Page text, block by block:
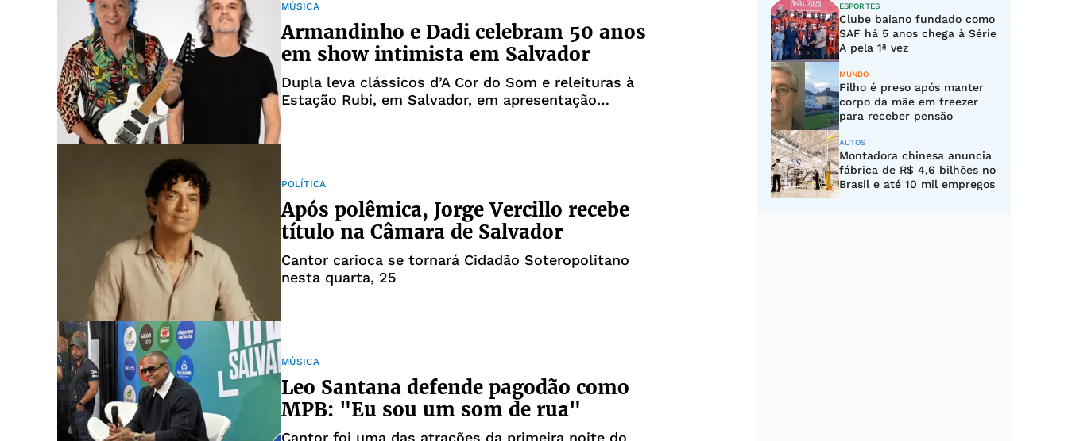
MÚSICA
Armandinho e Dadi celebram 50 anos
em show intimista em Salvador
Dupla leva clássicos d’A Cor do Som e releituras à
Estação Rubi, em Salvador, em apresentação
POLÍTICA
Após polêmica, Jorge Vercillo recebe
título na Câmara de Salvador
Cantor carioca se tornará Cidadão Soteropolitano
nesta quarta, 25
MÚSICA
Leo Santana defende pagodão como
MPB: "Eu sou um som de rua"
Cantor foi uma das atrações da primeira noite do
ESPORTES
Clube baiano fundado como
SAF há 5 anos chega à Série
A pela 1ª vez
MUNDO
Filho é preso após manter
corpo da mãe em freezer
para receber pensão
AUTOS
Montadora chinesa anuncia
fábrica de R$ 4,6 bilhões no
Brasil e até 10 mil empregos